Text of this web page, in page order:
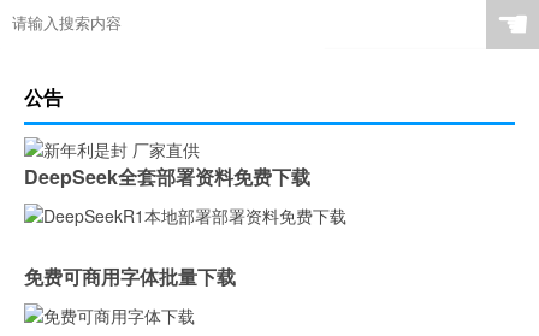
☚
公告
DeepSeek全套部署资料免费下载
免费可商用字体批量下载